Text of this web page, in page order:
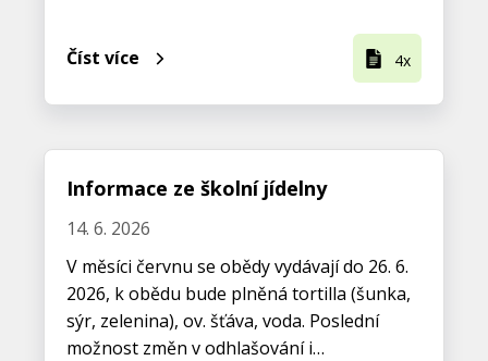
Číst více 4x
Informace ze školní jídelny
14. 6. 2026
V měsíci červnu se obědy vydávají do 26. 6.
2026, k obědu bude plněná tortilla (šunka,
sýr, zelenina), ov. šťáva, voda. Poslední
možnost změn v odhlašování i…